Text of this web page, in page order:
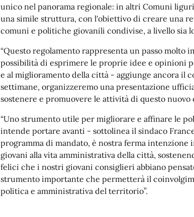
unico nel panorama regionale: in altri Comuni
una simile struttura, con l'obiettivo di creare una
comuni e politiche giovanili condivise, a livello sia
“Questo regolamento rappresenta un passo molto
possibilità di esprimere le proprie idee e opinioni
e al miglioramento della città - aggiunge ancora il
settimane, organizzeremo una presentazione
sostenere e promuovere le attività di questo nuovo
“Uno strumento utile per migliorare e affinare le
intende portare avanti - sottolinea il sindaco
programma di mandato, è nostra ferma intenzione
giovani alla vita amministrativa della città,
felici che i nostri giovani consiglieri abbiano
strumento importante che permetterà il
politica e amministrativa del territorio”.